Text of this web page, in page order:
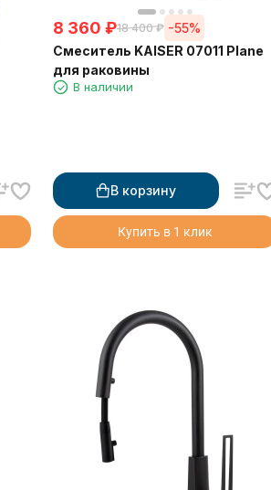
8 360 ₽18 400 ₽ -55%
Смеситель KAISER 07011 Plane
для раковины
В наличии
В корзину
Купить в 1 клик